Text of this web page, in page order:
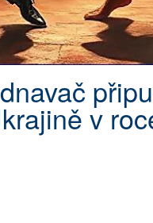
v